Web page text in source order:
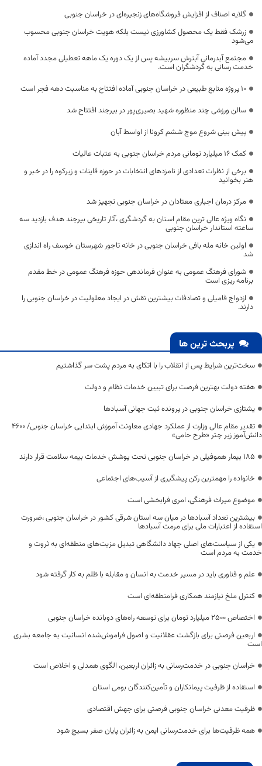
گلایه اصناف از افزایش فروشگاه‌های زنجیره‌ای در خراسان جنوبی
زرشک فقط یک محصول کشاورزی نیست بلکه هویت خراسان جنوبی محسوب
می‌شود
مجتمع آبدرمانی آبترش سربیشه پس از یک دوره یک ماهه تعطیلی مجدد آماده
خدمت رسانی به گردشگران است.
۱۰ پروژه منابع طبیعی در خراسان جنوبی آماده افتتاح به مناسبت دهه فجر است
سالن ورزشی چند منظوره شهید بصیری‌پور در بیرجند افتتاح شد
پیش بینی شروع موج ششم کرونا از اواسط آبان
کمک ۱۶ میلیارد تومانی مردم خراسان جنوبی به عتبات عالیات
برخی از نظرات تعدادی از نامزدهای انتخابات در حوزه قاینات و زیرکوه را در خبر و
هنر بخوانید
مرکز درمان اجباری معتادان در خراسان جنوبی تجهیز شد
نگاه ویژه عالی ترین مقام استان به گردشگری ،آثار تاریخی بیرجند هدف بازدید سه
ساعته استاندار خراسان جنوبی
اولین خانه مله بافی خراسان جنوبی در خانه تاجور شهرستان خوسف راه اندازی
شد
شورای فرهنگ عمومی به عنوان فرماندهی حوزه فرهنگ عمومی در خط مقدم
برنامه ریزی است
ازدواج فامیلی و تصادفات بیشترین نقش در ایجاد معلولیت در خراسان جنوبی را
دارند.
پربحث ترین ها
سخت‌ترین شرایط پس از انقلاب را با اتکای به مردم پشت سر گذاشتیم
هفته دولت بهترین فرصت برای تبیین خدمات نظام و دولت
یشتازی خراسان جنوبی در پرونده ثبت جهانی آسبادها
تقدیر مقام عالی وزارت از عملکرد جهادی معاونت آموزش ابتدایی خراسان جنوبی/ ۴۶۰۰
دانش‌آموز زیر چتر «طرح حامی»
۱۸۵ بیمار هموفیلی در خراسان جنوبی تحت پوشش خدمات بیمه سلامت قرار دارند
خانواده را مهمترین رکن پیشگیری از آسیب‌های اجتماعی
موضوع میراث فرهنگی، امری فرابخشی است
بیشترین تعداد آسبادها در میان سه استان شرقی کشور در خراسان جنوبی ،ضرورت
استفاده از اعتبارات ملی برای مرمت آسبادها
یکی از سیاست‌های اصلی جهاد دانشگاهی تبدیل مزیت‌های منطقه‌ای به ثروت و
خدمت به مردم است
علم و فناوری باید در مسیر خدمت به انسان و مقابله با ظلم به کار گرفته شود
کنترل ملخ نیازمند همکاری فرامنطقه‌ای است
اختصاص 2500 میلیارد تومان برای توسعه راه‌های دوبانده خراسان جنوبی
اربعین فرصتی برای بازگشت عقلانیت و اصول فراموش‌شده انسانیت به جامعه بشری
است
خراسان جنوبی در خدمت‌رسانی به زائران اربعین، الگوی همدلی و اخلاص است
استفاده از ظرفیت پیمانکاران و تأمین‌کنندگان بومی استان
ظرفیت معدنی خراسان جنوبی فرصتی برای جهش اقتصادی
همه ظرفیت‌ها برای خدمت‌رسانی ایمن به زائران پایان صفر بسیج شود